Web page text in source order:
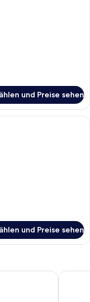
und Preise sehen
mit einem Stoppschild,
und Preise sehen
Hotel